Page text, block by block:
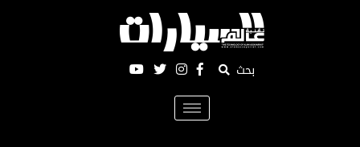
بحث
Toggle
navigation